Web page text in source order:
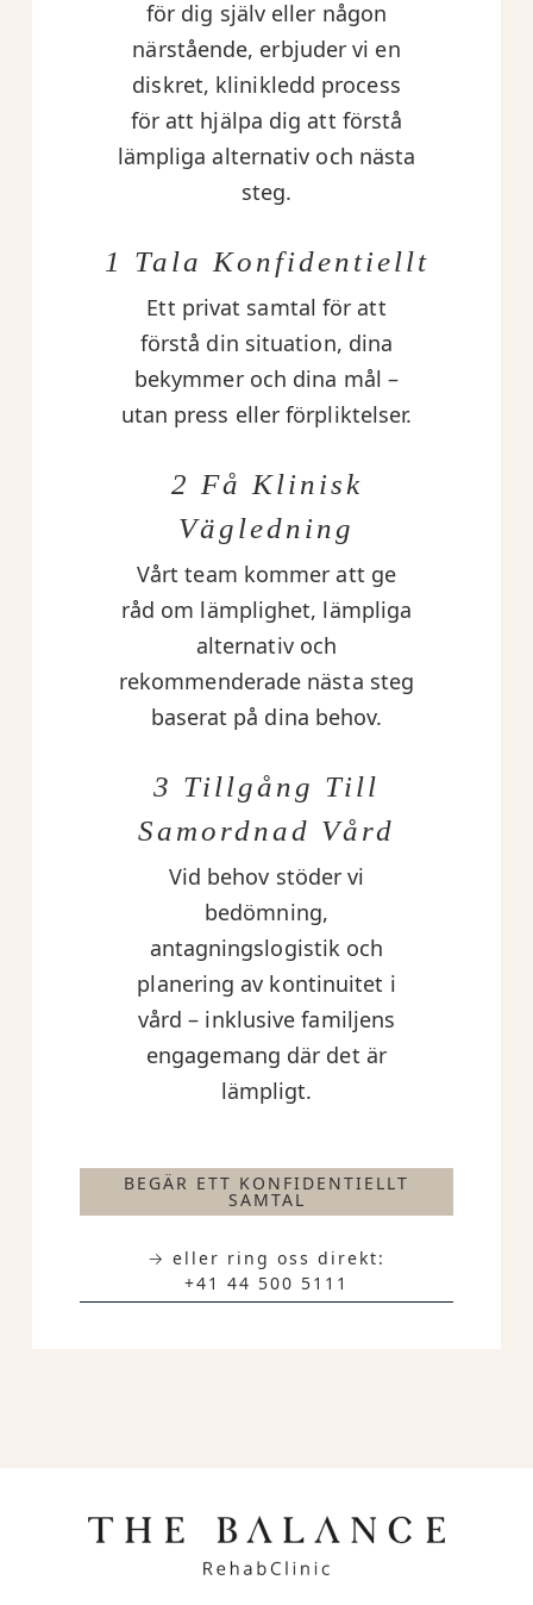
för dig själv eller någon
närstående, erbjuder vi en
diskret, klinikledd process
för att hjälpa dig att förstå
lämpliga alternativ och nästa
steg.
1 Tala Konfidentiellt
Ett privat samtal för att
förstå din situation, dina
bekymmer och dina mål –
utan press eller förpliktelser.
2 Få Klinisk
Vägledning
Vårt team kommer att ge
råd om lämplighet, lämpliga
alternativ och
rekommenderade nästa steg
baserat på dina behov.
3 Tillgång Till
Samordnad Vård
Vid behov stöder vi
bedömning,
antagningslogistik och
planering av kontinuitet i
vård – inklusive familjens
engagemang där det är
lämpligt.
BEGÄR ETT KONFIDENTIELLT
SAMTAL
→ eller ring oss direkt:
+41 44 500 5111